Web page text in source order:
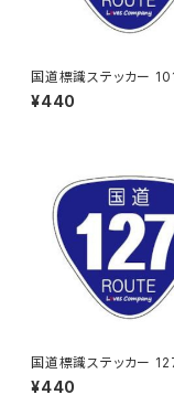
国道標識ステッカー
¥440
国道標識ステッカー
¥440